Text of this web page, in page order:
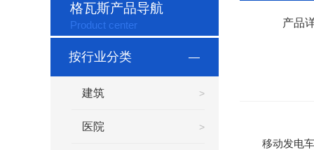
格瓦斯产品导航
Product center
按行业分类
建筑
医院
产品
移动发电